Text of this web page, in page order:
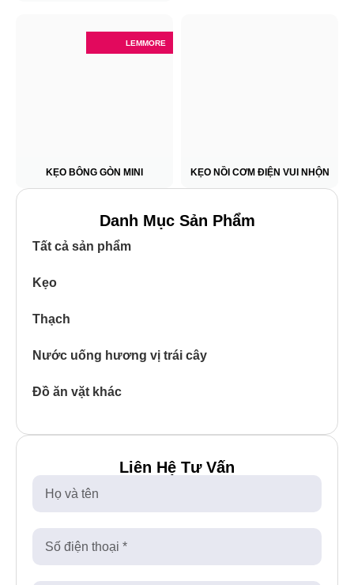
LEMMORE
KẸO BÔNG GÒN MINI KẸO NỒI CƠM ĐIỆN VUI NHỘN
Danh Mục Sản Phẩm
Tất cả sản phẩm
Kẹo
Thạch
Nước uống hương vị trái cây
Đồ ăn vặt khác
Liên Hệ Tư Vấn